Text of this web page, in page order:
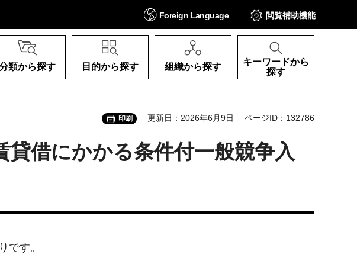
Foreign Language 閲覧補助機能
類から探す 目的から探す 組織から探す
キーワードから
探す
印刷 更新日：2026年6月9日 ページID：132786
借にかかる条件付一般競争入
です。